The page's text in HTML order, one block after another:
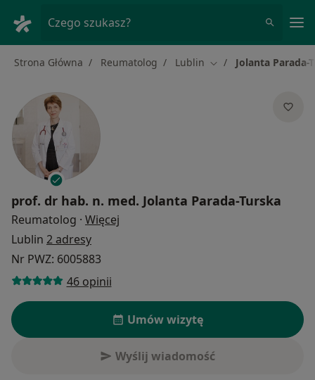
Czego szukasz?
Strona Główna Reumatolog Lublin Zmień miasto
Jolanta Parada-
prof. dr hab. n. med. Jolanta Parada-Turska
Reumatolog · Więcej
Lublin 2 adresy
Nr PWZ: 6005883
46 opinii
Umów wizytę
Wyślij wiadomość